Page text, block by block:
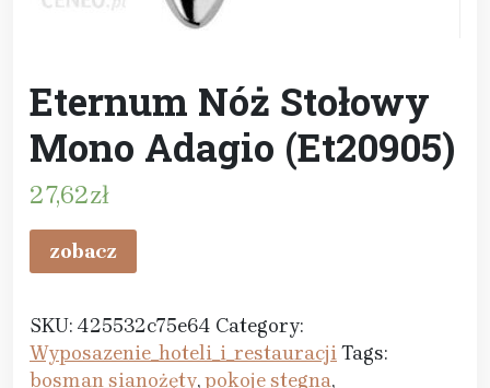
Eternum Nóż Stołowy
Mono Adagio (Et20905)
27,62zł
zobacz
SKU: 425532c75e64 Category:
Wyposazenie_hoteli_i_restauracjiTags:
bosman sianożęty,pokoje stegna,